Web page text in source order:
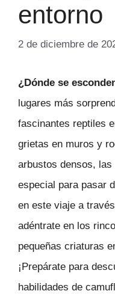
entorno
2 de diciembre de
¿Dónde se
lugares más
fascinantes reptiles
grietas en muros y
arbustos densos,
especial para pasar
en este viaje a
adéntrate en los
pequeñas criaturas
¡Prepárate para
habilidades de